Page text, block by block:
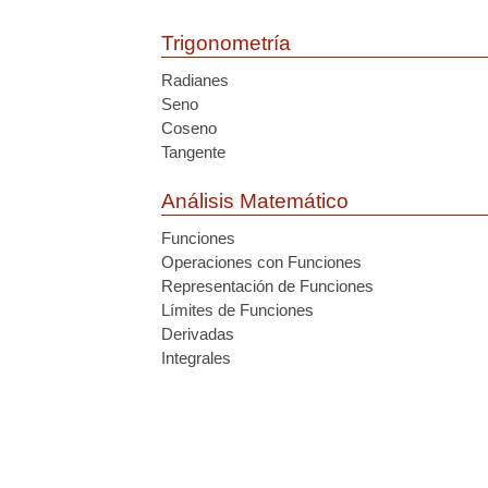
Trigonometría
Radianes
Seno
Coseno
Tangente
Análisis Matemático
Funciones
Operaciones con Funciones
Representación de Funciones
Límites de Funciones
Derivadas
Integrales